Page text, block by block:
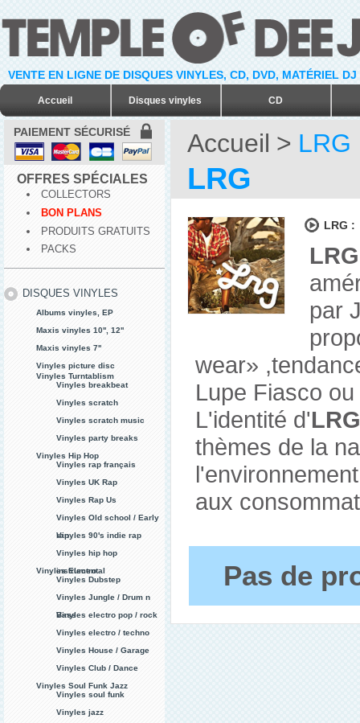
VENTE EN LIGNE DE DISQUES VINYLES, CD, DVD, MATÉRIEL
Accueil Disques vinyles CD
PAIEMENT SÉCURISÉ
OFFRES SPÉCIALES
COLLECTORS
BON PLANS
PRODUITS GRATUITS
PACKS
DISQUES VINYLES
Albums vinyles, EP
Maxis vinyles 10'', 12''
Maxis vinyles 7''
Vinyles picture disc
Vinyles Turntablism
Vinyles breakbeat
Vinyles scratch
Vinyles scratch music
Vinyles party breaks
Vinyles Hip Hop
Vinyles rap français
Vinyles UK Rap
Vinyles Rap Us
Vinyles Old school / Early
rap
Vinyles 90's indie rap
Vinyles hip hop
instrumental
Vinyles Electro
Vinyles Dubstep
Vinyles Jungle / Drum n
Bass
Vinyles electro pop / rock
Vinyles electro / techno
Vinyles House / Garage
Vinyles Club / Dance
Vinyles Soul Funk Jazz
Vinyles soul funk
Vinyles jazz
Accueil > LRG
LRG
LRG :
LRG
par
wear»
Lupe Fiasco
L'identité d'
thèmes de la
aux
Pas de